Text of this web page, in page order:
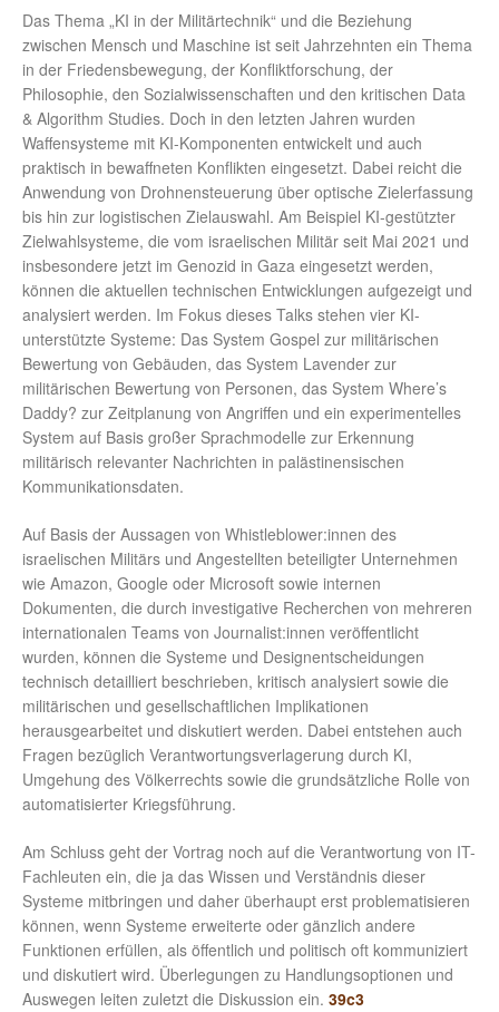
Das Thema „KI in der Militärtechnik“ und die Beziehung
zwischen Mensch und Maschine ist seit Jahrzehnten ein Thema
in der Friedensbewegung, der Konfliktforschung, der
Philosophie, den Sozialwissenschaften und den kritischen Data
& Algorithm Studies. Doch in den letzten Jahren wurden
Waffensysteme mit KI-Komponenten entwickelt und auch
praktisch in bewaffneten Konflikten eingesetzt. Dabei reicht die
Anwendung von Drohnensteuerung über optische Zielerfassung
bis hin zur logistischen Zielauswahl. Am Beispiel KI-gestützter
Zielwahlsysteme, die vom israelischen Militär seit Mai 2021 und
insbesondere jetzt im Genozid in Gaza eingesetzt werden,
können die aktuellen technischen Entwicklungen aufgezeigt und
analysiert werden. Im Fokus dieses Talks stehen vier KI-
unterstützte Systeme: Das System Gospel zur militärischen
Bewertung von Gebäuden, das System Lavender zur
militärischen Bewertung von Personen, das System Where’s
Daddy? zur Zeitplanung von Angriffen und ein experimentelles
System auf Basis großer Sprachmodelle zur Erkennung
militärisch relevanter Nachrichten in palästinensischen
Kommunikationsdaten.
Auf Basis der Aussagen von Whistleblower:innen des
israelischen Militärs und Angestellten beteiligter Unternehmen
wie Amazon, Google oder Microsoft sowie internen
Dokumenten, die durch investigative Recherchen von mehreren
internationalen Teams von Journalist:innen veröffentlicht
wurden, können die Systeme und Designentscheidungen
technisch detailliert beschrieben, kritisch analysiert sowie die
militärischen und gesellschaftlichen Implikationen
herausgearbeitet und diskutiert werden. Dabei entstehen auch
Fragen bezüglich Verantwortungsverlagerung durch KI,
Umgehung des Völkerrechts sowie die grundsätzliche Rolle von
automatisierter Kriegsführung.
Am Schluss geht der Vortrag noch auf die Verantwortung von IT-
Fachleuten ein, die ja das Wissen und Verständnis dieser
Systeme mitbringen und daher überhaupt erst problematisieren
können, wenn Systeme erweiterte oder gänzlich andere
Funktionen erfüllen, als öffentlich und politisch oft kommuniziert
und diskutiert wird. Überlegungen zu Handlungsoptionen und
Auswegen leiten zuletzt die Diskussion ein. 39c3